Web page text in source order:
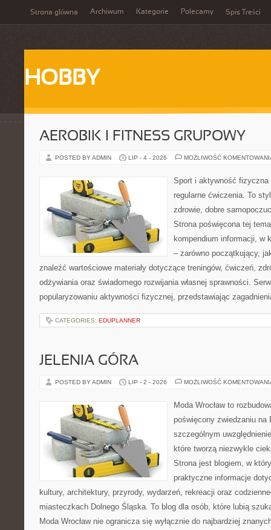
Strona główna Archiwum Kategorie Polecamy Spis Treści
HOBBY
AEROBIK I FITNESS GRUPOWY
POSTED BY ADMIN LIP - 4 - 2026 MOŻLIWOŚĆ
Sport i aktywność
regularne ćwiczenia. To
zdrowie, dobre
Strona poświęcona tej
kompendium informacji, w
– zarówno początkujący,
znaleźć wartościowe materiały dotyczące treningów, ćwiczeń,
odżywiania oraz świadomego rozwijania własnej sprawności.
popularyzowaniu aktywności fizycznej, przedstawiając
CATEGORIES: EDUPLANNER
JELENIA GÓRA
POSTED BY ADMIN LIP - 2 - 2026 MOŻLIWOŚĆ
Moda Wrocław to
poświęcony zwiedzaniu na
szczególnym
które tworzą niezwykle
Strona jest blogiem, w
praktyczne informacje
kultury, architektury, przyrody, wydarzeń, rekreacji oraz
miasteczkach Dolnego Śląska. To blog dla osób, które lubią
Moda Wrocław nie ogranicza się wyłącznie do najbardziej